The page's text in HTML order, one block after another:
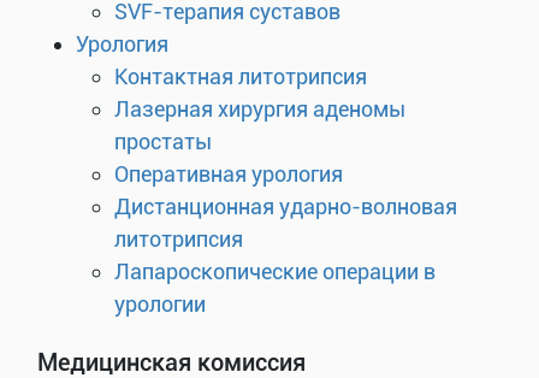
SVF-терапия суставов
Урология
Контактная литотрипсия
Лазерная хирургия аденомы
простаты
Оперативная урология
Дистанционная ударно-волновая
литотрипсия
Лапароскопические операции в
урологии
Медицинская комиссия